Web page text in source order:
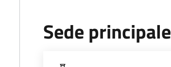
Sede principale